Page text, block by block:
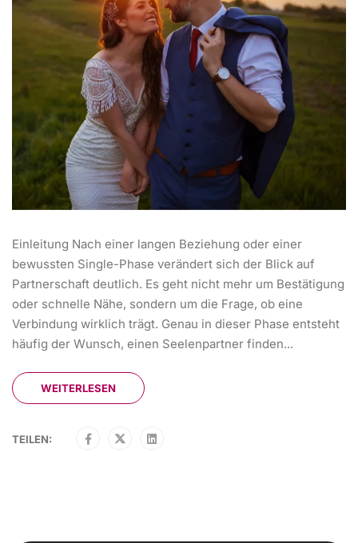
Einleitung Nach einer langen Beziehung oder einer
bewussten Single-Phase verändert sich der Blick auf
Partnerschaft deutlich. Es geht nicht mehr um Bestätigung
oder schnelle Nähe, sondern um die Frage, ob eine
Verbindung wirklich trägt. Genau in dieser Phase entsteht
häufig der Wunsch, einen Seelenpartner finden...
WEITERLESEN
TEILEN: